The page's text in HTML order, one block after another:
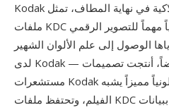
Kodak من سوق الكاميرات الاستهلاكية في نهاية المطاف، تمثل
ملفات KDC من هذه الكاميرات سجلاً تاريخياً مهماً للتصوير الرقمي
الوصول إلى علم الألوان الشهير
لدى Kodak — ففي كاميراتها الاستهلاكية أيضاً، أنتجت تصميمات
مستشعرات Kodak ومعالجة الألوان فيها أداءً لونياً مميزاً يشبه
الفيلم، وتحتفظ ملفات KDC ببيانات RAW اللازمة لاستكشاف هذا